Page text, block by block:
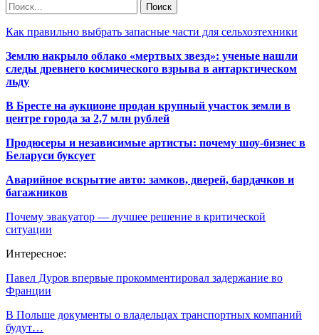
Как правильно выбрать запасные части для сельхозтехники
Землю накрыло облако «мертвых звезд»: ученые нашли
следы древнего космического взрыва в антарктическом
льду
В Бресте на аукционе продан крупный участок земли в
центре города за 2,7 млн рублей
Продюсеры и независимые артисты: почему шоу-бизнес в
Беларуси буксует
Аварийное вскрытие авто: замков, дверей, бардачков и
багажников
Почему эвакуатор — лучшее решение в критической
ситуации
Интересное:
Павел Дуров впервые прокомментировал задержание во
Франции
В Польше документы о владельцах транспортных компаний
будут…